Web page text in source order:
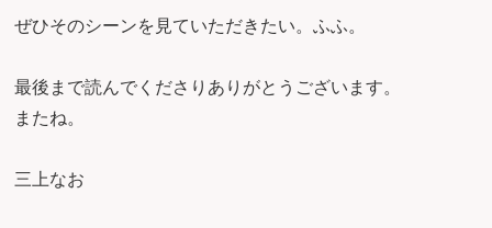
ぜひそのシーンを見ていただきたい。ふふ。
最後まで読んでくださりありがとうございます。
またね。
三上なお